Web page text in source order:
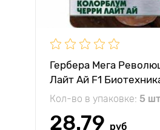
Гербера Мега
Лайт Ай F1
Кол-во в упаковке: 5 шт
28.79 руб